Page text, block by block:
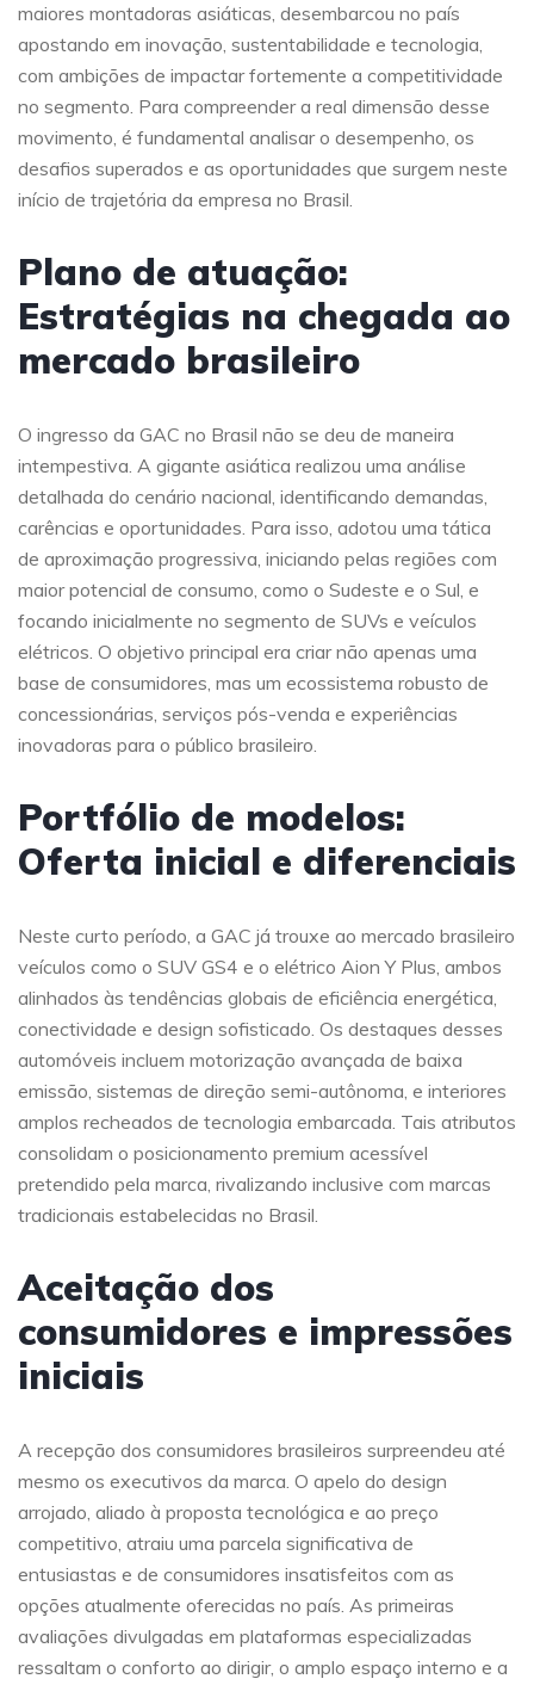
maiores montadoras asiáticas, desembarcou no país
apostando em inovação, sustentabilidade e tecnologia,
com ambições de impactar fortemente a competitividade
no segmento. Para compreender a real dimensão desse
movimento, é fundamental analisar o desempenho, os
desafios superados e as oportunidades que surgem neste
início de trajetória da empresa no Brasil.
Plano de atuação:
Estratégias na chegada ao
mercado brasileiro
O ingresso da GAC no Brasil não se deu de maneira
intempestiva. A gigante asiática realizou uma análise
detalhada do cenário nacional, identificando demandas,
carências e oportunidades. Para isso, adotou uma tática
de aproximação progressiva, iniciando pelas regiões com
maior potencial de consumo, como o Sudeste e o Sul, e
focando inicialmente no segmento de SUVs e veículos
elétricos. O objetivo principal era criar não apenas uma
base de consumidores, mas um ecossistema robusto de
concessionárias, serviços pós-venda e experiências
inovadoras para o público brasileiro.
Portfólio de modelos:
Oferta inicial e diferenciais
Neste curto período, a GAC já trouxe ao mercado brasileiro
veículos como o SUV GS4 e o elétrico Aion Y Plus, ambos
alinhados às tendências globais de eficiência energética,
conectividade e design sofisticado. Os destaques desses
automóveis incluem motorização avançada de baixa
emissão, sistemas de direção semi-autônoma, e interiores
amplos recheados de tecnologia embarcada. Tais atributos
consolidam o posicionamento premium acessível
pretendido pela marca, rivalizando inclusive com marcas
tradicionais estabelecidas no Brasil.
Aceitação dos
consumidores e impressões
iniciais
A recepção dos consumidores brasileiros surpreendeu até
mesmo os executivos da marca. O apelo do design
arrojado, aliado à proposta tecnológica e ao preço
competitivo, atraiu uma parcela significativa de
entusiastas e de consumidores insatisfeitos com as
opções atualmente oferecidas no país. As primeiras
avaliações divulgadas em plataformas especializadas
ressaltam o conforto ao dirigir, o amplo espaço interno e a